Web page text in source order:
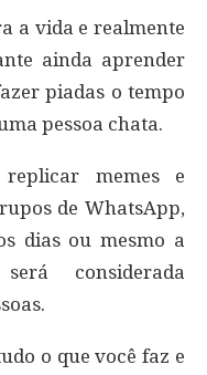
a vida e realmente
ainda aprender
piadas o tempo
pessoa chata.
memes e
de WhatsApp,
dias ou mesmo a
considerada
o que você faz e